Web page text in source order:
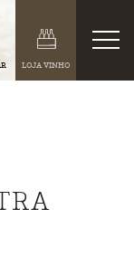
LOJA VINHO